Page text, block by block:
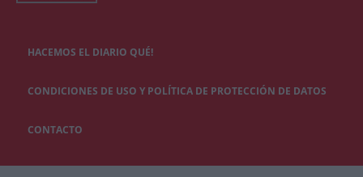
HACEMOS EL DIARIO QUÉ!
CONDICIONES DE USO Y POLÍTICA DE PROTECCIÓN DE DATOS
CONTACTO